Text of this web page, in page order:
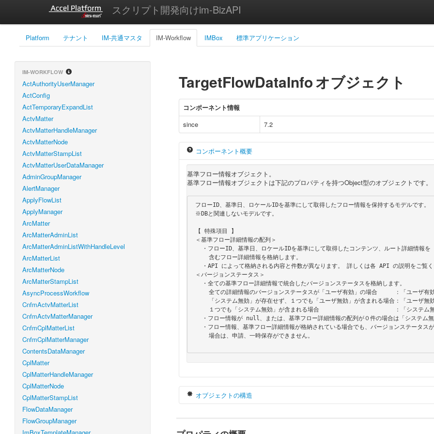
スクリプト開発向けim-BizAPI
Platform テナント IM-共通マスタ IM-Workflow IMBox 標準アプリケーション
IM-WORKFLOW
ActAuthorityUserManager
ActConfig
ActTemporaryExpandList
ActvMatter
ActvMatterHandleManager
ActvMatterNode
ActvMatterStampList
ActvMatterUserDataManager
AdminGroupManager
AlertManager
ApplyFlowList
ApplyManager
ArcMatter
ArcMatterAdminList
ArcMatterAdminListWithHandleLevel
ArcMatterList
ArcMatterNode
ArcMatterStampList
AsyncProcessWorkflow
CnfmActvMatterList
CnfmActvMatterManager
CnfmCplMatterList
CnfmCplMatterManager
ContentsDataManager
CplMatter
CplMatterHandleManager
CplMatterNode
CplMatterStampList
FlowDataManager
FlowGroupManager
TargetFlowDataInfoオブジェクト
コンポーネント情報
since
7.2
コンポーネント概要
基準フロー情報オブジェクト。
基準フロー情報オブジェクトは下記のプロパティを持つObject型のオブジェクトです。
オブジェクトの構造
var targetFlowDataInfo